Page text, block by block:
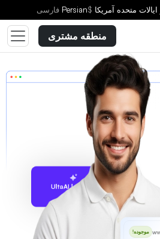
ایالات متحده آمریکا $
Persian فارسى
منطقه مشتری
پیشنهاد با UltaAI
موجوده!